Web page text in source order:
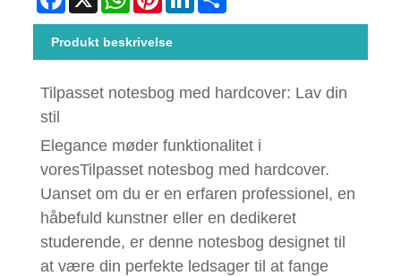
Produkt beskrivelse
Tilpasset notesbog med hardcover: Lav din
stil
Elegance møder funktionalitet i
voresTilpasset notesbog med hardcover.
Uanset om du er en erfaren professionel, en
håbefuld kunstner eller en dedikeret
studerende, er denne notesbog designet til
at være din perfekte ledsager til at fange